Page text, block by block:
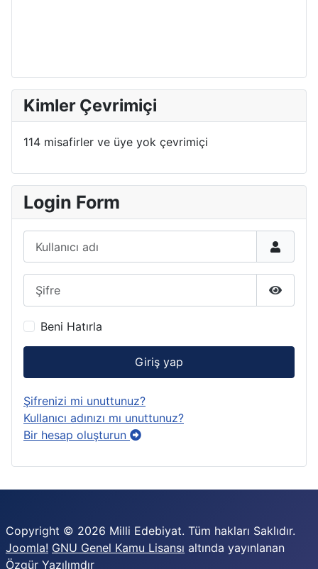
Kimler Çevrimiçi
114 misafirler ve üye yok çevrimiçi
Login Form
Şifreyi
Beni Hatırla
Giriş yap
Şifrenizi mi unuttunuz?
Kullanıcı adınızı mı unuttunuz?
Bir hesap oluşturun
Copyright © 2026 Milli Edebiyat. Tüm hakları Saklıdır.
Joomla! GNU Genel Kamu Lisansı altında yayınlanan
Özgür Yazılımdır